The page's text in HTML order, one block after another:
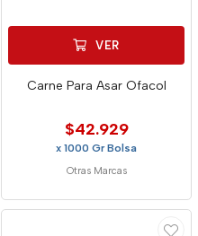
VER
Carne Para Asar Ofacol
$42.929
x 1000 Gr Bolsa
Otras Marcas